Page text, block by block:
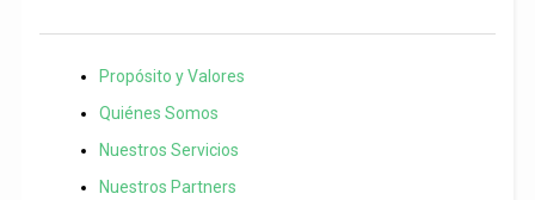
Propósito y Valores
Quiénes Somos
Nuestros Servicios
Nuestros Partners